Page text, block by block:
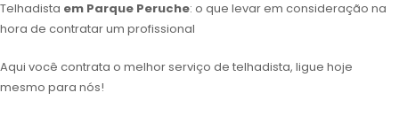
Telhadista em Parque Peruche: o que levar em consideração na
hora de contratar um profissional
Aqui você contrata o melhor serviço de telhadista, ligue hoje
mesmo para nós!